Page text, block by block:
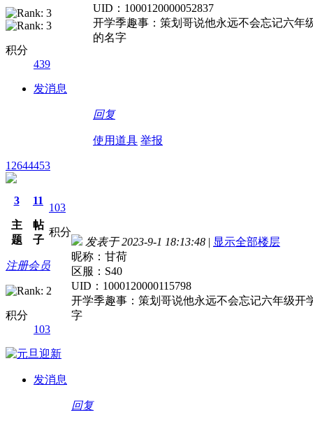
积分
439
发消息
UID：1000120000052837
开学季趣事：策划哥说他永远不会忘记六年
的名字
回复
使用道具 举报
12644453
3
主
题
11
帖
子
103
积分
注册会员
积分
103
发消息
发表于 2023-9-1 18:13:48 | 显示全部楼层
昵称：甘荷
区服：S40
UID：1000120000115798
开学季趣事：策划哥说他永远不会忘记六年级
字
回复